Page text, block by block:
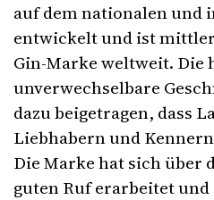
auf dem nationalen
entwickelt und ist
Gin-Marke weltweit. Die
unverwechselbare
dazu beigetragen, dass
Liebhabern und
Die Marke hat sich über
guten Ruf erarbeitet